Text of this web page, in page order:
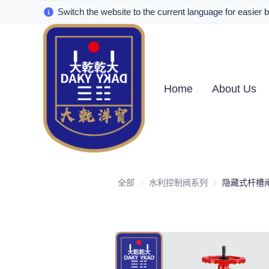
Switch the website to the current language for easier
Home About Us
全部 水利控制阀系列 水利控制阀系列
隐藏式杆槽